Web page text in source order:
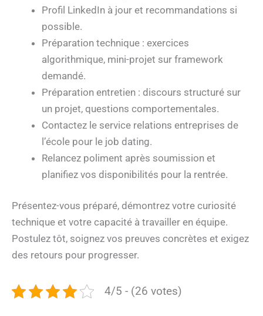
Profil LinkedIn à jour et recommandations si
possible.
Préparation technique : exercices
algorithmique, mini-projet sur framework
demandé.
Préparation entretien : discours structuré sur
un projet, questions comportementales.
Contactez le service relations entreprises de
l’école pour le job dating.
Relancez poliment après soumission et
planifiez vos disponibilités pour la rentrée.
Présentez-vous préparé, démontrez votre curiosité
technique et votre capacité à travailler en équipe.
Postulez tôt, soignez vos preuves concrètes et exigez
des retours pour progresser.
4/5 - (26 votes)